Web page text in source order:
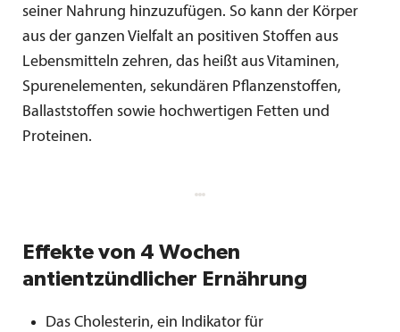
seiner Nahrung hinzuzufügen. So kann der Körper
aus der ganzen Vielfalt an positiven Stoffen aus
Lebensmitteln zehren, das heißt aus Vitaminen,
Spurenelementen, sekundären Pflanzenstoffen,
Ballaststoffen sowie hochwertigen Fetten und
Proteinen.
Effekte von 4 Wochen
antientzündlicher Ernährung
Das Cholesterin, ein Indikator für